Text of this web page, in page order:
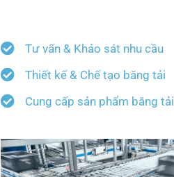
Tư vấn & Khảo sát nhu cầu
Thiết kế & Chế tạo băng tải
Cung cấp sản phẩm băng tải